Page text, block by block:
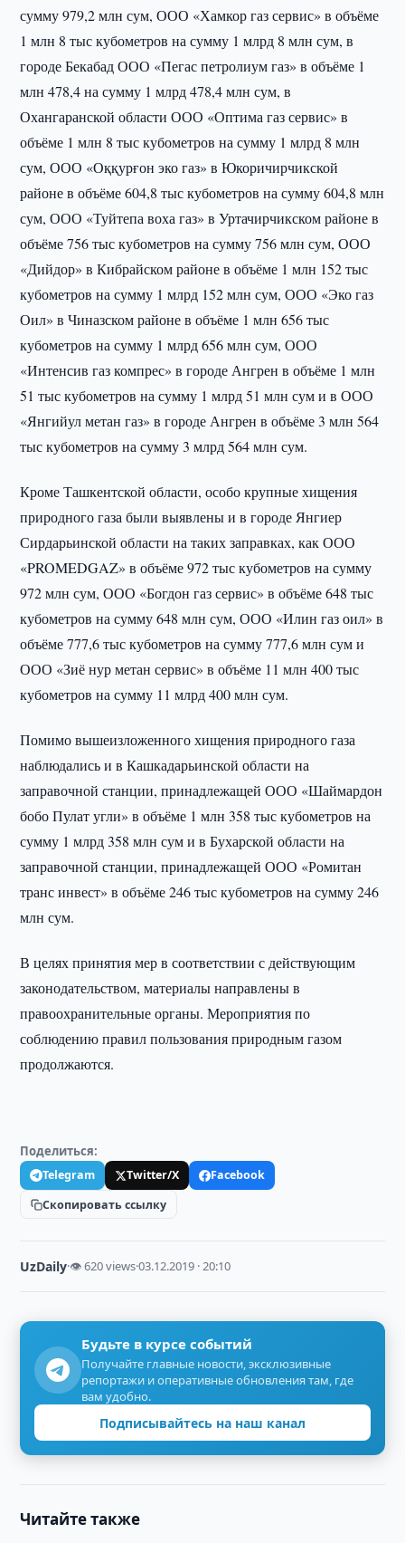
сумму 979,2 млн сум, ООО «Хамкор газ сервис» в объёме
1 млн 8 тыс кубометров на сумму 1 млрд 8 млн сум, в
городе Бекабад ООО «Пегас петролиум газ» в объёме 1
млн 478,4 на сумму 1 млрд 478,4 млн сум, в
Охангаранской области ООО «Оптима газ сервис» в
объёме 1 млн 8 тыс кубометров на сумму 1 млрд 8 млн
сум, ООО «Оққурғон эко газ» в Юкоричирчикской
районе в объёме 604,8 тыс кубометров на сумму 604,8 млн
сум, ООО «Туйтепа воха газ» в Уртачирчикском районе в
объёме 756 тыс кубометров на сумму 756 млн сум, ООО
«Дийдор» в Кибрайском районе в объёме 1 млн 152 тыс
кубометров на сумму 1 млрд 152 млн сум, ООО «Эко газ
Оил» в Чиназском районе в объёме 1 млн 656 тыс
кубометров на сумму 1 млрд 656 млн сум, ООО
«Интенсив газ компрес» в городе Ангрен в объёме 1 млн
51 тыс кубометров на сумму 1 млрд 51 млн сум и в ООО
«Янгийул метан газ» в городе Ангрен в объёме 3 млн 564
тыс кубометров на сумму 3 млрд 564 млн сум.
Кроме Ташкентской области, особо крупные хищения
природного газа были выявлены и в городе Янгиер
Сирдарьинской области на таких заправках, как ООО
«PROMEDGAZ» в объёме 972 тыс кубометров на сумму
972 млн сум, ООО «Богдон газ сервис» в объёме 648 тыс
кубометров на сумму 648 млн сум, ООО «Илин газ оил» в
объёме 777,6 тыс кубометров на сумму 777,6 млн сум и
ООО «Зиё нур метан сервис» в объёме 11 млн 400 тыс
кубометров на сумму 11 млрд 400 млн сум.
Помимо вышеизложенного хищения природного газа
наблюдались и в Кашкадарьинской области на
заправочной станции, принадлежащей ООО «Шаймардон
бобо Пулат угли» в объёме 1 млн 358 тыс кубометров на
сумму 1 млрд 358 млн сум и в Бухарской области на
заправочной станции, принадлежащей ООО «Ромитан
транс инвест» в объёме 246 тыс кубометров на сумму 246
млн сум.
В целях принятия мер в соответствии с действующим
законодательством, материалы направлены в
правоохранительные органы. Мероприятия по
соблюдению правил пользования природным газом
продолжаются.
Поделиться:
Telegram Twitter/X
Facebook
Скопировать ссылку
UzDaily·👁 620 views·03.12.2019 · 20:10
Будьте в курсе событий
Получайте главные новости, эксклюзивные
репортажи и оперативные обновления там, где
вам удобно.
Подписывайтесь на наш канал
Читайте также